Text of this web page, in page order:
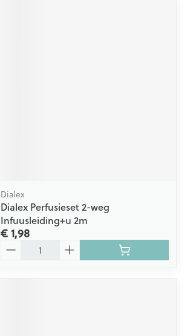
Dialex
Dialex Perfusieset 2-weg
Infuusleiding+u 2m
€ 1,98